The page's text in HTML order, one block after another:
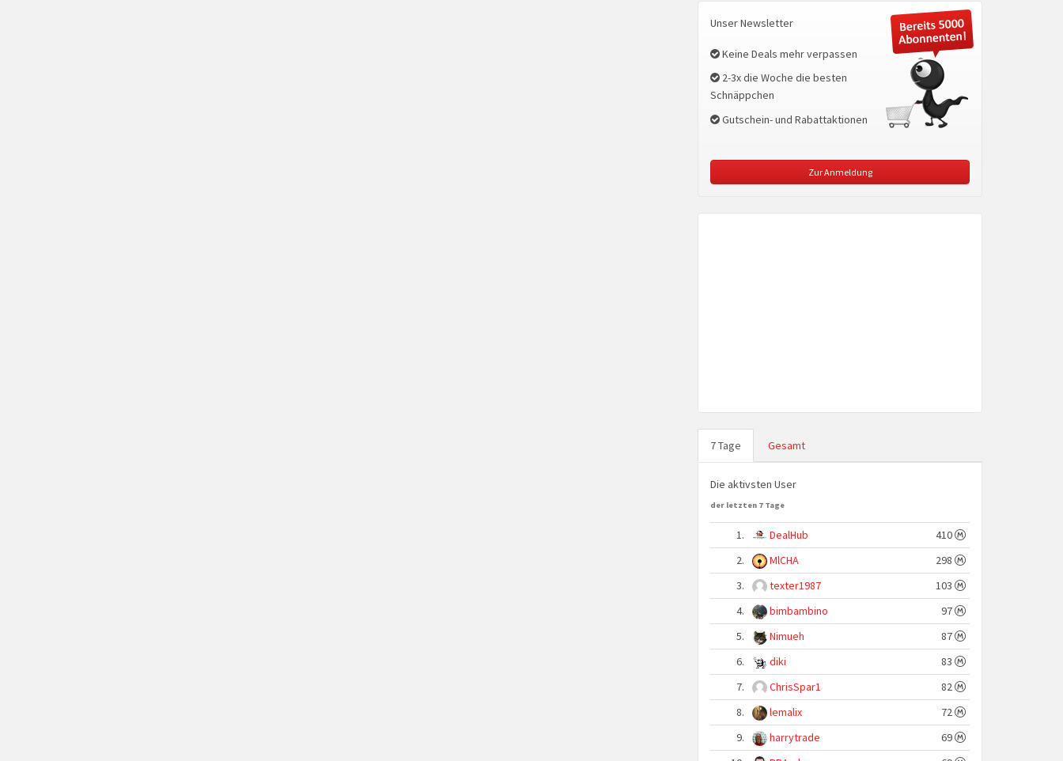
Unser Newsletter
Keine Deals mehr verpassen
2-3x die Woche die besten
Schnäppchen
Gutschein- und Rabattaktionen
Zur Anmeldung
7 Tage Gesamt
Die aktivsten User
der letzten 7 Tage
1. DealHub
410
2.
MlCHA
298
3.
texter1987
103
4.
bimbambino
97
5.
Nimueh
87
6.
diki
83
7.
ChrisSpar1
82
8.
lemalix
72
9.
harrytrade
69